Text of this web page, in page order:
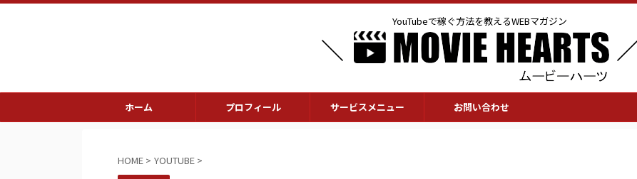
YouTubeで稼ぐ方法を教えるWEBマガジン
ホーム プロフィール サービスメニュー お問い合わせ
HOME > YOUTUBE >